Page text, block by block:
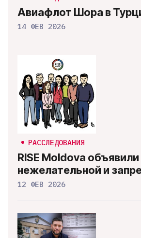
Авиафлот Шора в
14 ФЕВ 2026
РАССЛЕДОВАНИЯ
RISE Moldova
нежелательной и
12 ФЕВ 2026